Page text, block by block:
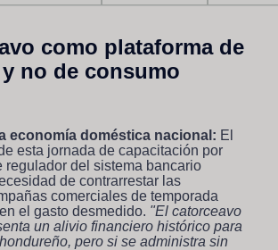
como plataforma de
no de consumo
economía doméstica nacional: El
esta jornada de capacitación por
regulador del sistema bancario
de contrarrestar las
comerciales de temporada
el gasto desmedido. "El catorceavo
un alivio financiero histórico para
pero si se administra sin